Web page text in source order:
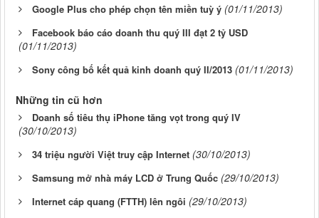
Google Plus cho phép chọn tên miền tuỳ ý (01/11/2013)
Facebook báo cáo doanh thu quý III đạt 2 tỷ USD
(01/11/2013)
Sony công bố kết quả kinh doanh quý II/2013 (01/11/2013)
Những tin cũ hơn
Doanh số tiêu thụ iPhone tăng vọt trong quý IV
(30/10/2013)
34 triệu người Việt truy cập Internet (30/10/2013)
Samsung mở nhà máy LCD ở Trung Quốc (29/10/2013)
Internet cáp quang (FTTH) lên ngôi (29/10/2013)